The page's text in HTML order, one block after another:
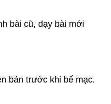
bài cũ, dạy bài mới
bản trước khi bế mạc.